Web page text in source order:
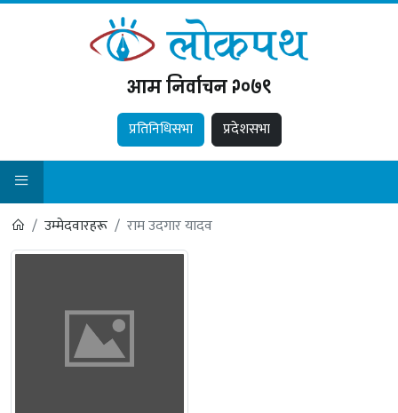
आम निर्वाचन २०७९
प्रतिनिधिसभा प्रदेशसभा
उम्मेदवारहरू राम उदगार यादव